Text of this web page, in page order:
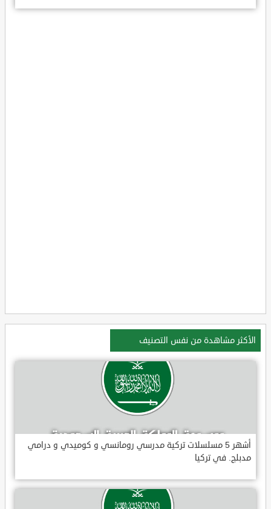
الأكثر مشاهدة من نفس التصنيف
أشهر 5 مسلسلات تركية مدرسي رومانسي و كوميدي و درامي
مدبلج. في تركيا